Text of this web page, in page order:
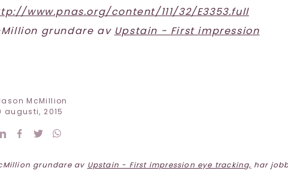
www.pnas.org/content/111/32/E3353.full
grundare av Upstain - First impression
McMillion
augusti, 2015
grundare av Upstain - First impression eye tracking, har